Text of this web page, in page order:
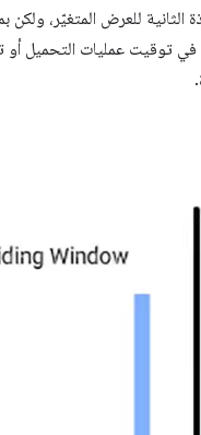
الثانية للعرض المتغيّر،
في توقيت عمليات التحميل